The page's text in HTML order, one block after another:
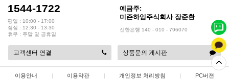
1544-1722
평일 : 10:00 - 17:00
점심 : 12:30 - 13:30
휴무 : 주말 및 공휴일
예금주:
미즌하임주식회사 장준환
신한은행 140 - 010 - 796070
고객센터 연결 상품문의 게시판
이용안내 | 이용약관 | 개인정보 처리방침 | PC버젼